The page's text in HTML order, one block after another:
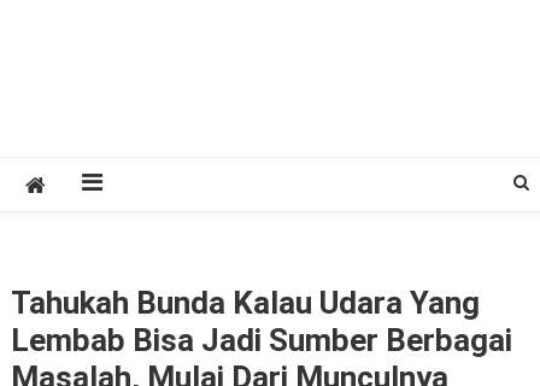
Tahukah Bunda Kalau Udara Yang
Lembab Bisa Jadi Sumber Berbagai
Masalah, Mulai Dari Munculnya